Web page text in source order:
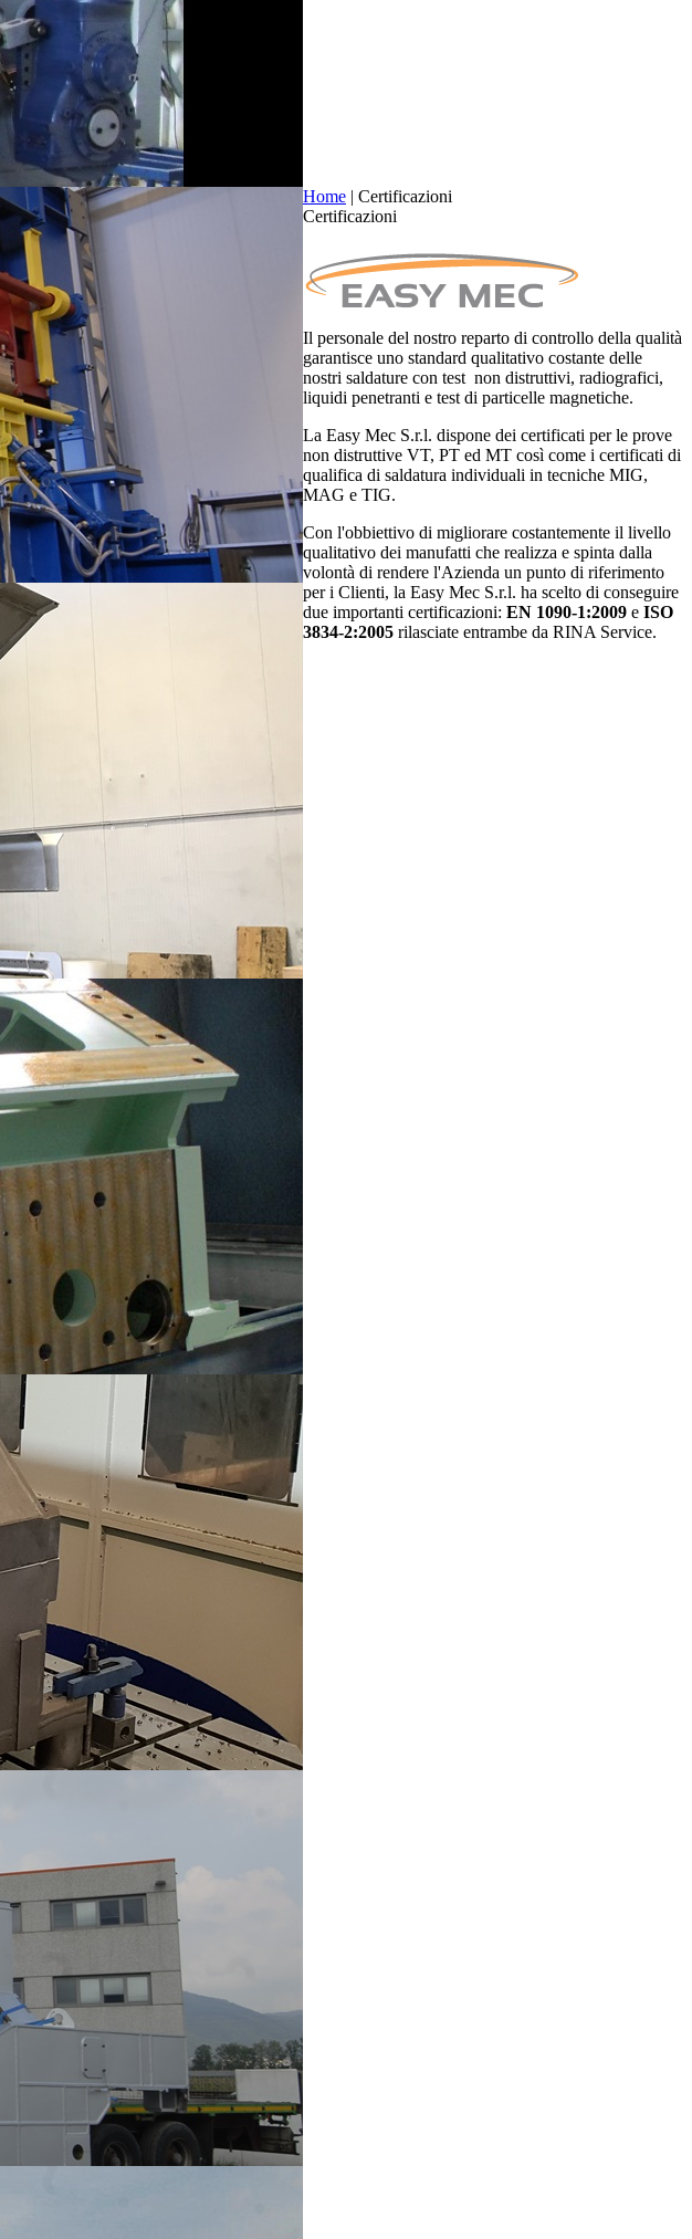
Home | Certificazioni
Certificazioni
Il personale del nostro reparto di controllo della qualità
garantisce uno standard qualitativo costante delle
nostri saldature con test non distruttivi, radiografici,
liquidi penetranti e test di particelle magnetiche.
La Easy Mec S.r.l. dispone dei certificati per le prove
non distruttive VT, PT ed MT così come i certificati di
qualifica di saldatura individuali in tecniche MIG,
MAG e TIG.
Con l'obbiettivo di migliorare costantemente il livello
qualitativo dei manufatti che realizza e spinta dalla
volontà di rendere l'Azienda un punto di riferimento
per i Clienti, la Easy Mec S.r.l. ha scelto di conseguire
due importanti certificazioni: EN 1090-1:2009 e ISO
3834-2:2005 rilasciate entrambe da RINA Service.